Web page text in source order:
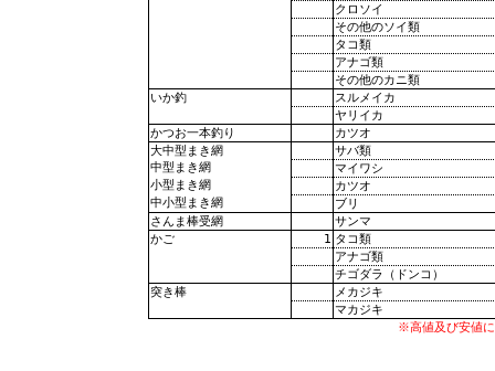
クロソイ
その他のソイ類
タコ類
アナゴ類
その他のカニ類
いか釣
スルメイカ
ヤリイカ
かつお一本釣り カツオ
大中型まき網 サバ類
中型まき網 マイワシ
小型まき網 カツオ
中小型まき網 ブリ
さんま棒受網 サンマ
かご 1 タコ類
アナゴ類
チゴダラ（ドンコ）
突き棒
メカジキ
マカジキ
※高値及び安値